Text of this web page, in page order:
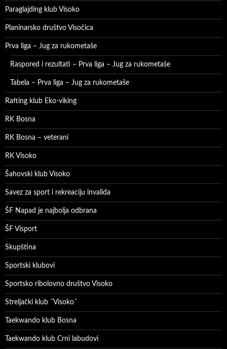
Paraglajding klub Visoko
Planinarsko društvo Visočica
Prva liga – Jug za rukometaše
Raspored i rezultati – Prva liga – Jug za rukometaše
Tabela – Prva liga – Jug za rukometaše
Rafting klub Eko-viking
RK Bosna
RK Bosna – veterani
RK Visoko
Šahovski klub Visoko
Savez za sport i rekreaciju invalida
ŠF Napad je najbolja odbrana
ŠF Visport
Skupština
Sportski klubovi
Sportsko ribolovno društvo Visoko
Streljački klub ˝Visoko˝
Taekwando klub Bosna
Taekwando klub Crni labudovi